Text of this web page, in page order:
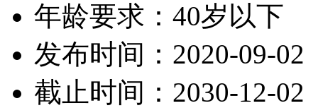
年龄要求：40岁以下
发布时间：2020-09-02
截止时间：2030-12-02